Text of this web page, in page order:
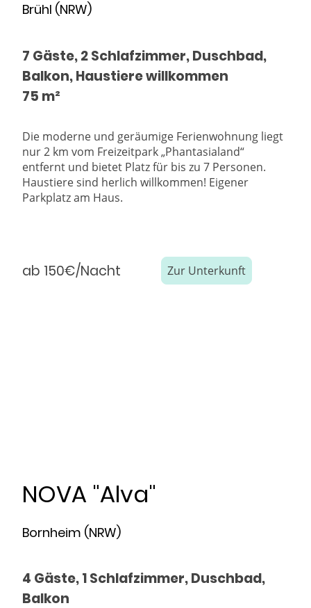
Brühl (NRW)
7 Gäste, 2 Schlafzimmer, Duschbad,
Balkon, Haustiere willkommen
75 m²
Die moderne und geräumige Ferienwohnung liegt
nur 2 km vom Freizeitpark „Phantasialand“
entfernt und bietet Platz für bis zu 7 Personen.
Haustiere sind herlich willkommen! Eigener
Parkplatz am Haus.
ab 150€/Nacht Zur Unterkunft
NOVA "Alva"
Bornheim (NRW)
4 Gäste, 1 Schlafzimmer, Duschbad,
Balkon